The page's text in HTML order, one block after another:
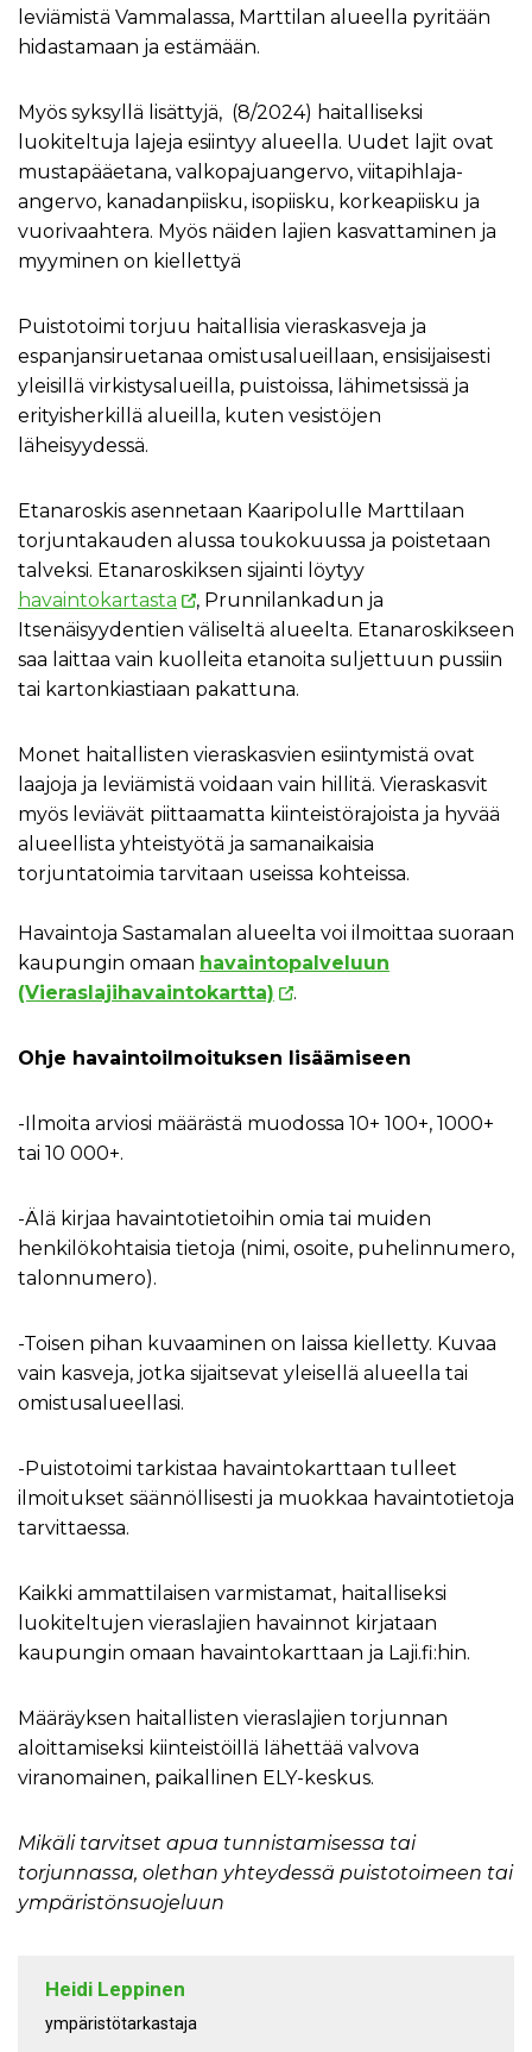
leviämistä Vammalassa, Marttilan alueella pyritään
hidastamaan ja estämään.
Myös syksyllä lisättyjä, (8/2024) haitalliseksi
luokiteltuja lajeja esiintyy alueella. Uudet lajit ovat
mustapääetana, valkopajuangervo, viitapihlaja-
angervo, kanadanpiisku, isopiisku, korkeapiisku ja
vuorivaahtera. Myös näiden lajien kasvattaminen ja
myyminen on kiellettyä
Puistotoimi torjuu haitallisia vieraskasveja ja
espanjansiruetanaa omistusalueillaan, ensisijaisesti
yleisillä virkistysalueilla, puistoissa, lähimetsissä ja
erityisherkillä alueilla, kuten vesistöjen
läheisyydessä.
Etanaroskis asennetaan Kaaripolulle Marttilaan
torjuntakauden alussa toukokuussa ja poistetaan
talveksi. Etanaroskiksen sijainti löytyy
havaintokartasta
, Prunnilankadun ja
Itsenäisyydentien väliseltä alueelta. Etanaroskikseen
saa laittaa vain kuolleita etanoita suljettuun pussiin
tai kartonkiastiaan pakattuna.
Monet haitallisten vieraskasvien esiintymistä ovat
laajoja ja leviämistä voidaan vain hillitä. Vieraskasvit
myös leviävät piittaamatta kiinteistörajoista ja hyvää
alueellista yhteistyötä ja samanaikaisia
torjuntatoimia tarvitaan useissa kohteissa.
Havaintoja Sastamalan alueelta voi ilmoittaa suoraan
kaupungin omaan havaintopalveluun
(Vieraslajihavaintokartta)
.
Ohje havaintoilmoituksen lisäämiseen
-Ilmoita arviosi määrästä muodossa 10+ 100+, 1000+
tai 10 000+.
-Älä kirjaa havaintotietoihin omia tai muiden
henkilökohtaisia tietoja (nimi, osoite, puhelinnumero,
talonnumero).
-Toisen pihan kuvaaminen on laissa kielletty. Kuvaa
vain kasveja, jotka sijaitsevat yleisellä alueella tai
omistusalueellasi.
-Puistotoimi tarkistaa havaintokarttaan tulleet
ilmoitukset säännöllisesti ja muokkaa havaintotietoja
tarvittaessa.
Kaikki ammattilaisen varmistamat, haitalliseksi
luokiteltujen vieraslajien havainnot kirjataan
kaupungin omaan havaintokarttaan ja Laji.fi:hin.
Määräyksen haitallisten vieraslajien torjunnan
aloittamiseksi kiinteistöillä lähettää valvova
viranomainen, paikallinen ELY-keskus.
Mikäli tarvitset apua tunnistamisessa tai
torjunnassa, olethan yhteydessä puistotoimeen tai
ympäristönsuojeluun
Heidi Leppinen
ympäristötarkastaja